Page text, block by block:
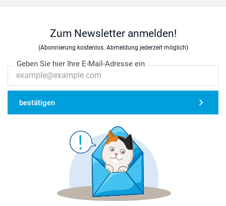
Zum Newsletter anmelden!
(Abonnierung kostenlos. Abmeldung jederzeit möglich)
Geben Sie hier Ihre E-Mail-Adresse ein
bestätigen